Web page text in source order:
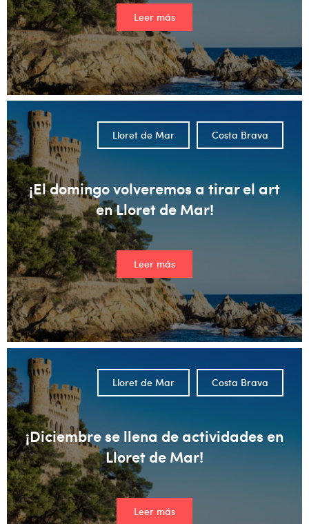
Leer más
¡El domingo volveremos a tirar el art
en Lloret de Mar!
Leer más
Costa Brava
Lloret de Mar
¡Diciembre se llena de actividades en
Lloret de Mar!
Leer más
Costa Brava
Lloret de Mar